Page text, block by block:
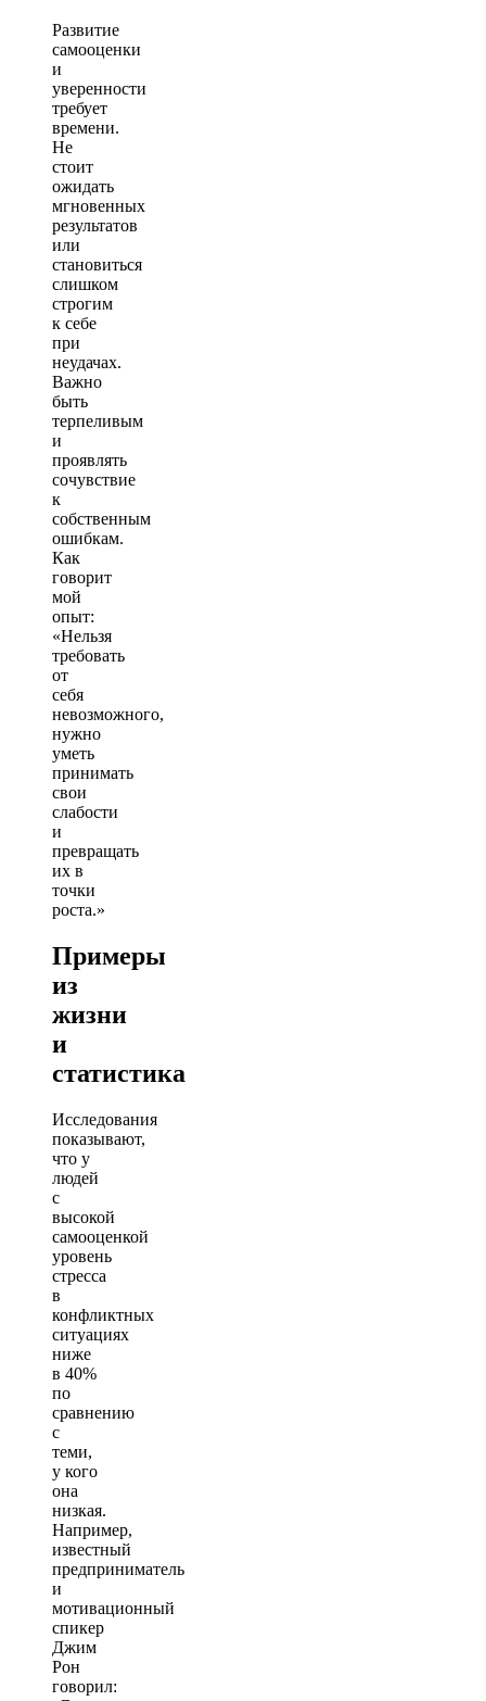
Развитие
самооценки
и
уверенности
требует
времени.
Не
стоит
ожидать
мгновенных
результатов
или
становиться
слишком
строгим
к себе
при
неудачах.
Важно
быть
терпеливым
и
проявлять
сочувствие
к
собственным
ошибкам.
Как
говорит
мой
опыт:
«Нельзя
требовать
от
себя
невозможного,
нужно
уметь
принимать
свои
слабости
и
превращать
их в
точки
роста.»
Примеры
из
жизни
и
статистика
Исследования
показывают,
что у
людей
с
высокой
самооценкой
уровень
стресса
в
конфликтных
ситуациях
ниже
в 40%
по
сравнению
с
теми,
у кого
она
низкая.
Например,
известный
предприниматель
и
мотивационный
спикер
Джим
Рон
говорил: